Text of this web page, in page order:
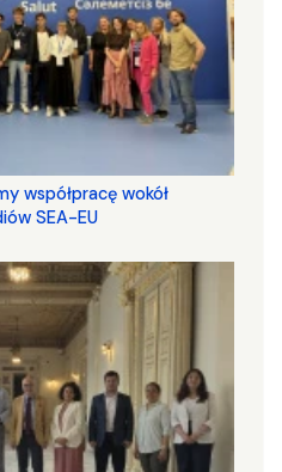
współpracę wokół
SEA-EU